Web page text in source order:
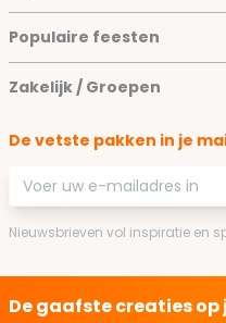
Populaire feesten
Zakelijk / Groepen
De vetste pakken in je
E-mailadres
Nieuwsbrieven vol inspiratie en
De gaafste creaties